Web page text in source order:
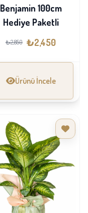
Benjamin 100cm
Hediye Paketli
₺2,850 ₺2,450
Ürünü İncele